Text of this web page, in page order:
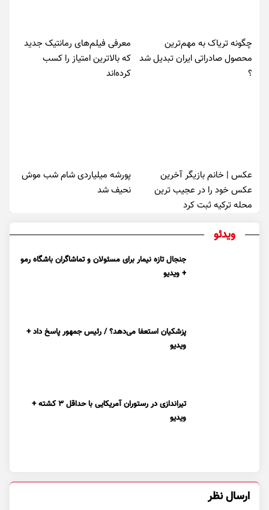
چگونه تریاک به مهم‌ترین
محصول صادراتی ایران تبدیل شد
؟
معرفی فیلم‌های رمانتیک جدید
که بالاترین امتیاز را کسب
کرده‌اند
عکس | خانم بازیگر آخرین
عکس خود را در عجیب ترین
محله ترکیه ثبت کرد
پورشه میلیاردی شام شب موش‌
نحیف شد
ویدئو
جنجال تازه نیمار برای مسئولان و تماشاگران باشگاه رمو
+ ویدیو
پزشکیان استعفا می‌دهد؟ / رئیس جمهور پاسخ داد +
ویدیو
تیراندازی در رستوران آمریکایی با حداقل ۳ کشته +
ویدیو
ارسال نظر